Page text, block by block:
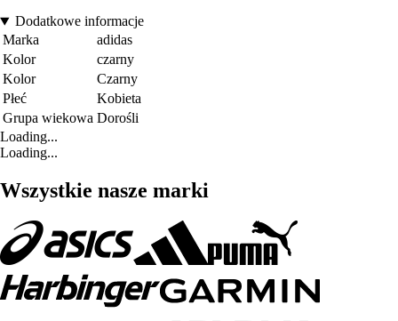
Dodatkowe informacje
Marka
adidas
Kolor
czarny
Kolor
Czarny
Płeć
Kobieta
Grupa wiekowa Dorośli
Loading...
Loading...
Wszystkie nasze marki